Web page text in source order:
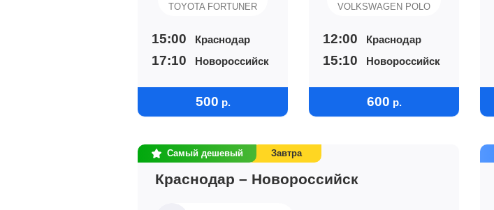
TOYOTA FORTUNER
15:00 Краснодар
17:10 Новороссийск
500 р.
VOLKSWAGEN POLO
12:00 Краснодар
15:10 Новороссийск
600 р.
Самый дешевый Завтра
Краснодар – Новороссийск